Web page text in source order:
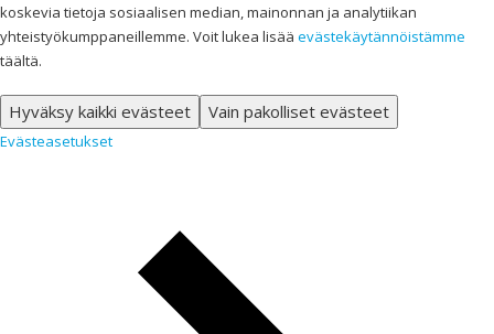
koskevia tietoja sosiaalisen median, mainonnan ja analytiikan
yhteistyökumppaneillemme. Voit lukea lisää evästekäytännöistämme
täältä.
Hyväksy kaikki evästeet Vain pakolliset evästeet
Evästeasetukset